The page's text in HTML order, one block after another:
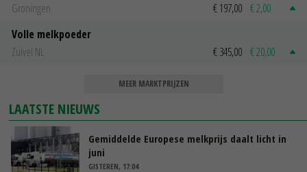
Groningen
€ 197,00 € 2,00
Volle melkpoeder
Zuivel NL
€ 345,00 € 20,00
MEER MARKTPRIJZEN
LAATSTE NIEUWS
Gemiddelde Europese melkprijs daalt licht in
juni
GISTEREN, 17:04